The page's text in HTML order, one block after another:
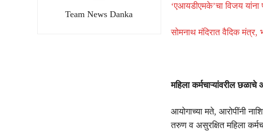
Team News Danka
‘एआयडीएमके’चा विजय यांना
सोमनाथ मंदिरात वैदिक
महिला कर्मचाऱ्यांवरील छळाचे
आयोगाच्या मते, आरोपींनी
तरुण व असुरक्षित महिला